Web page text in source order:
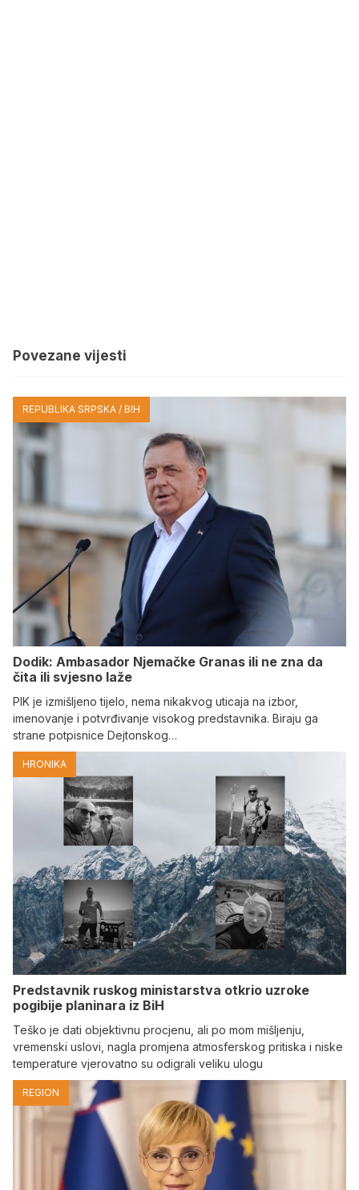
Povezane vijesti
REPUBLIKA SRPSKA / BIH
Dodik: Ambasador Njemačke Granas ili ne zna da
čita ili svjesno laže
PIK je izmišljeno tijelo, nema nikakvog uticaja na izbor,
imenovanje i potvrđivanje visokog predstavnika. Biraju ga
strane potpisnice Dejtonskog…
HRONIKA
Predstavnik ruskog ministarstva otkrio uzroke
pogibije planinara iz BiH
Teško je dati objektivnu procjenu, ali po mom mišljenju,
vremenski uslovi, nagla promjena atmosferskog pritiska i niske
temperature vjerovatno su odigrali veliku ulogu
REGION